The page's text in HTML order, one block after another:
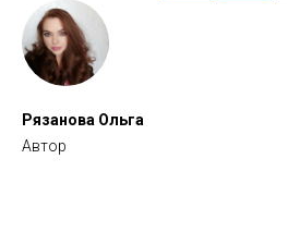
Рязанова Ольга
Автор